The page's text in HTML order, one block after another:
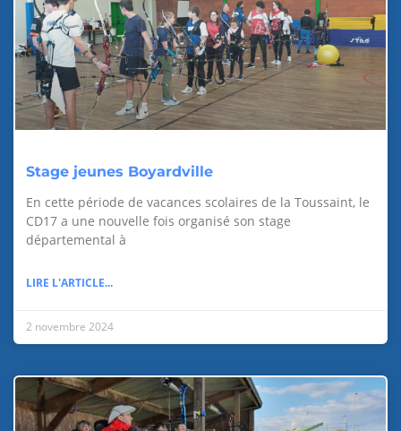
Stage jeunes Boyardville
En cette période de vacances scolaires de la Toussaint, le
CD17 a une nouvelle fois organisé son stage
départemental à
LIRE L'ARTICLE...
2 novembre 2024